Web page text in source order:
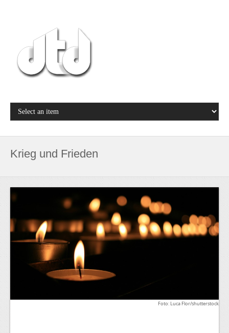
Krieg und Frieden
Foto: Luca Flor/shutterstock